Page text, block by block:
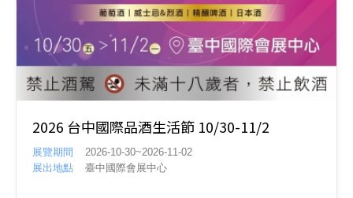
2026 台中國際品酒生活節 10/30-11/2
展覽期間
2026-10-30~2026-11-02
展出地點
臺中國際會展中心